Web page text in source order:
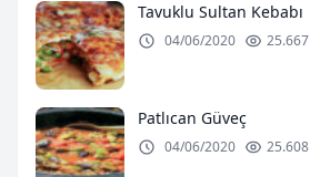
Tavuklu Sultan Kebabı
04/06/2020 25.667
Patlıcan Güveç
04/06/2020 25.608